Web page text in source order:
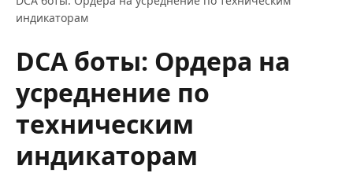
индикаторам
DCA боты: Ордера на
усреднение по
техническим
индикаторам